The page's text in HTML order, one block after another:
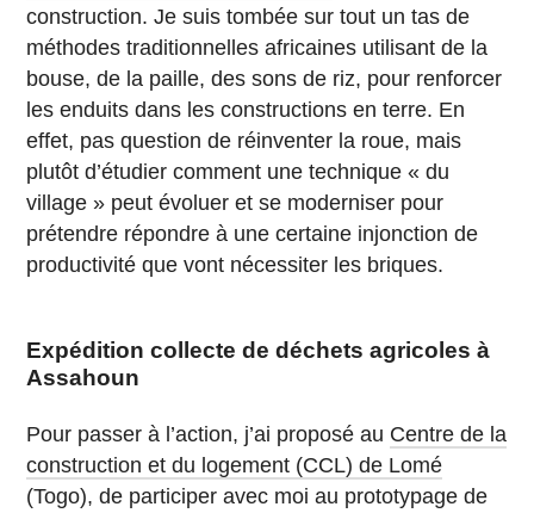
construction. Je suis tombée sur tout un tas de
méthodes traditionnelles africaines utilisant de la
bouse, de la paille, des sons de riz, pour renforcer
les enduits dans les constructions en terre. En
effet, pas question de réinventer la roue, mais
plutôt d’étudier comment une technique « du
village » peut évoluer et se moderniser pour
prétendre répondre à une certaine injonction de
productivité que vont nécessiter les briques.
Expédition collecte de déchets agricoles à
Assahoun
Pour passer à l’action, j’ai proposé au Centre de la
construction et du logement (CCL) de Lomé
(Togo), de participer avec moi au prototypage de